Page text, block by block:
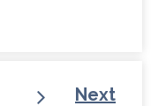
Next